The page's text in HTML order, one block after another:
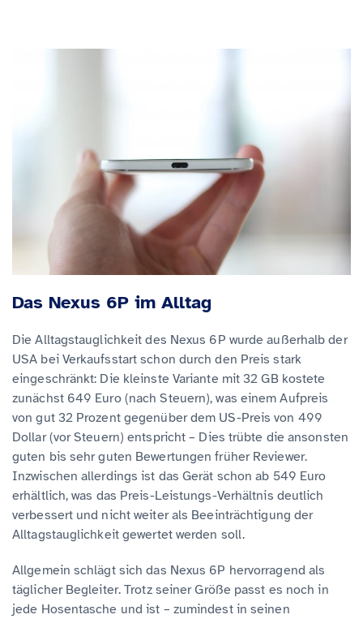
Das Nexus 6P im Alltag
Die Alltagstauglichkeit des Nexus 6P wurde außerhalb der
USA bei Verkaufsstart schon durch den Preis stark
eingeschränkt: Die kleinste Variante mit 32 GB kostete
zunächst 649 Euro (nach Steuern), was einem Aufpreis
von gut 32 Prozent gegenüber dem US-Preis von 499
Dollar (vor Steuern) entspricht – Dies trübte die ansonsten
guten bis sehr guten Bewertungen früher Reviewer.
Inzwischen allerdings ist das Gerät schon ab 549 Euro
erhältlich, was das Preis-Leistungs-Verhältnis deutlich
verbessert und nicht weiter als Beeinträchtigung der
Alltagstauglichkeit gewertet werden soll.
Allgemein schlägt sich das Nexus 6P hervorragend als
täglicher Begleiter. Trotz seiner Größe passt es noch in
jede Hosentasche und ist – zumindest in seinen